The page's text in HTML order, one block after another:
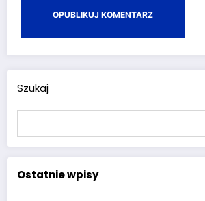
Szukaj
Ostatnie wpisy